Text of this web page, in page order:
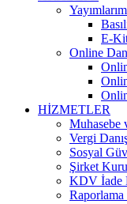
E-
Online
HİZMETLER
Muhasebe
Vergi
Sosyal
Şirket
KDV İade